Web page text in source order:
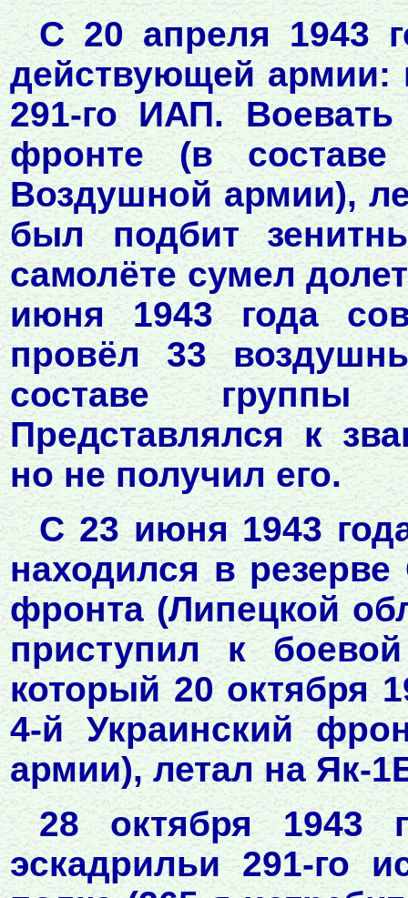
С 20 апреля 1943
действующей армии:
291-го ИАП. Воевать
фронте (в
Воздушной армии),
был подбит
самолёте сумел
июня 1943 года
провёл 33
составе группы
Представлялся к
но не получил его.
С 23 июня 1943
находился в
фронта (Липецкой
приступил к
который 20 октября
4-й Украинский
армии), летал на Як-
28 октября 1943
эскадрильи 291-го